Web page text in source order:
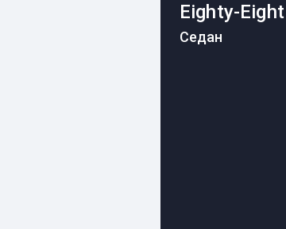
Eighty-Eight
Седан